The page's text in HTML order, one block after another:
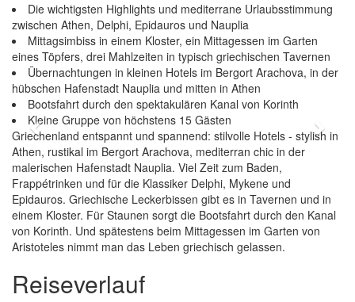
Die wichtigsten Highlights und mediterrane Urlaubsstimmung
zwischen Athen, Delphi, Epidauros und Nauplia
Mittagsimbiss in einem Kloster, ein Mittagessen im Garten
eines Töpfers, drei Mahlzeiten in typisch griechischen Tavernen
Übernachtungen in kleinen Hotels im Bergort Arachova, in der
hübschen Hafenstadt Nauplia und mitten in Athen
Bootsfahrt durch den spektakulären Kanal von Korinth
Kleine Gruppe von höchstens 15 Gästen
Previous Next
Griechenland entspannt und spannend: stilvolle Hotels - stylish in
Athen, rustikal im Bergort Arachova, mediterran chic in der
malerischen Hafenstadt Nauplia. Viel Zeit zum Baden,
Frappétrinken und für die Klassiker Delphi, Mykene und
Epidauros. Griechische Leckerbissen gibt es in Tavernen und in
einem Kloster. Für Staunen sorgt die Bootsfahrt durch den Kanal
von Korinth. Und spätestens beim Mittagessen im Garten von
Aristoteles nimmt man das Leben griechisch gelassen.
Reiseverlauf